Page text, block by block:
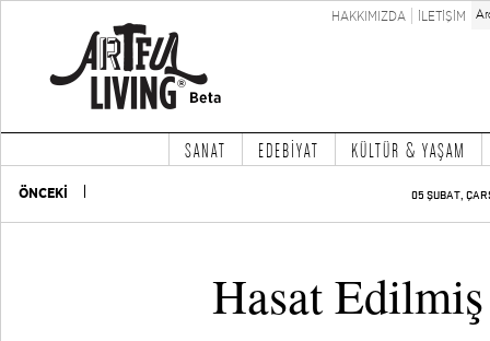
HAKKIMIZDA İLETİŞİM
SANAT EDEBİYAT KÜLTÜR & YAŞAM
ÖNCEKİ 05 ŞUBAT,
Hasat